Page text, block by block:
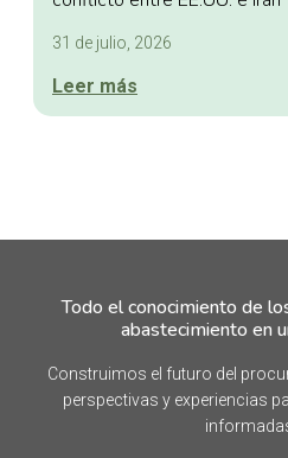
31 de julio, 2026
Leer más
Todo el conocimiento de
abastecimiento en
Construimos el futuro del
perspectivas y experiencias